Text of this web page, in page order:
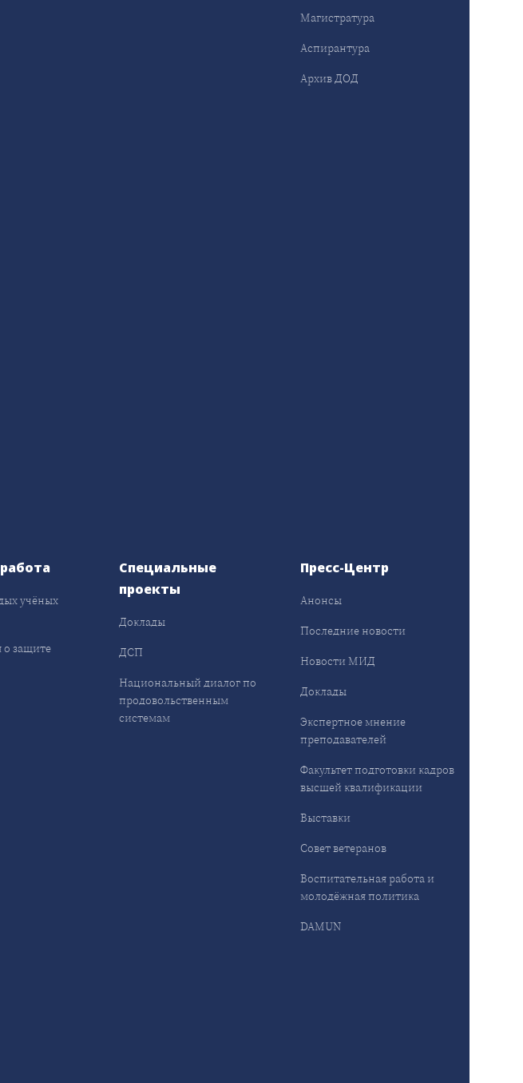
Магистратура
Аспирантура
Архив ДОД
учёных
о защите
Специальные
проекты
Доклады
ДСП
Национальный диалог по
продовольственным
системам
Пресс-Центр
Анонсы
Последние новости
Новости МИД
Доклады
Экспертное мнение
преподавателей
Факультет подготовки кадров
высшей квалификации
Выставки
Совет ветеранов
Воспитательная работа и
молодёжная политика
DAMUN